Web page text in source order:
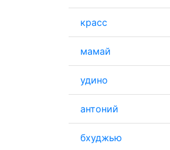
красс
мамай
удино
антоний
бхуджью